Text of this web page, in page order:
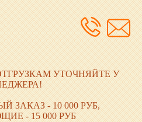
УТОЧНЯЙТЕ У
ЗАКАЗ - 10 000 РУБ,
- 15 000 РУБ